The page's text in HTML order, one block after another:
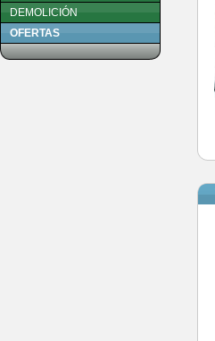
DEMOLICIÓN
OFERTAS